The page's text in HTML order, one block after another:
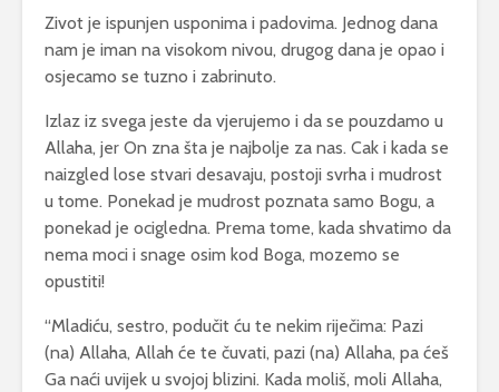
Zivot je ispunjen usponima i padovima. Jednog dana
nam je iman na visokom nivou, drugog dana je opao i
osjecamo se tuzno i zabrinuto.
Izlaz iz svega jeste da vjerujemo i da se pouzdamo u
Allaha, jer On zna šta je najbolje za nas. Cak i kada se
naizgled lose stvari desavaju, postoji svrha i mudrost
u tome. Ponekad je mudrost poznata samo Bogu, a
ponekad je ocigledna. Prema tome, kada shvatimo da
nema moci i snage osim kod Boga, mozemo se
opustiti!
“Mladiću, sestro, podučit ću te nekim riječima: Pazi
(na) Allaha, Allah će te čuvati, pazi (na) Allaha, pa ćeš
Ga naći uvijek u svojoj blizini. Kada moliš, moli Allaha,